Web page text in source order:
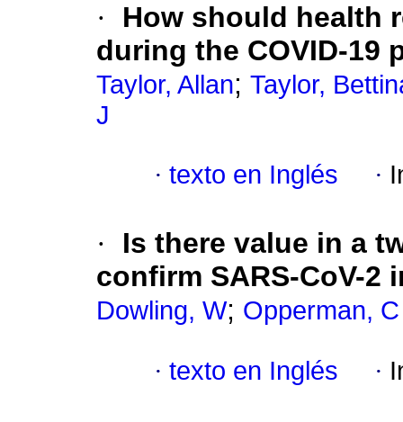
·
How should health
during the COVID-19
Taylor, Allan; Taylor,
J
· texto en Inglés ·
·
Is there value in a
confirm SARS-CoV-2
Dowling, W; Opperman,
· texto en Inglés ·